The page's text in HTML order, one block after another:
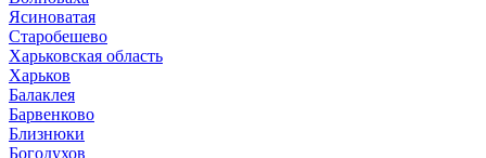
Ясиноватая
Старобешево
Харьковская область
Харьков
Балаклея
Барвенково
Близнюки
Богодухов